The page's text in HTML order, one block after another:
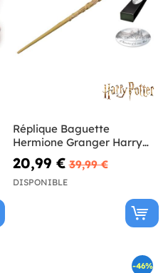
Réplique Baguette
Hermione Granger Harry
Potter et les Reliques de la
Mort
20,99 € 39,99 €
DISPONIBLE
-46%